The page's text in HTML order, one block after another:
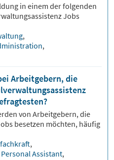
in einem der folgenden
Jobs
,
,
Arbeitgebern, die
von Arbeitgebern, die
besetzen möchten, häufig
,
Personal Assistant,